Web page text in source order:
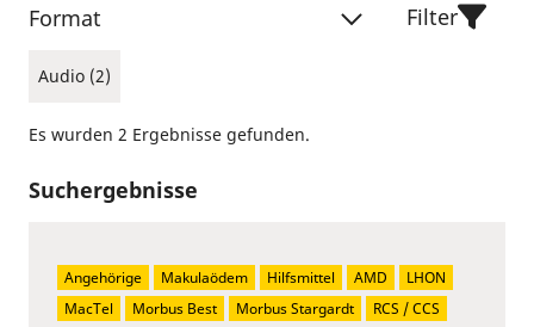
Format
Audio (2)
Filter
Es wurden 2 Ergebnisse gefunden.
Suchergebnisse
Angehörige Makulaödem Hilfsmittel AMD
LHON
MacTel
Morbus Best Morbus Stargardt RCS / CCS